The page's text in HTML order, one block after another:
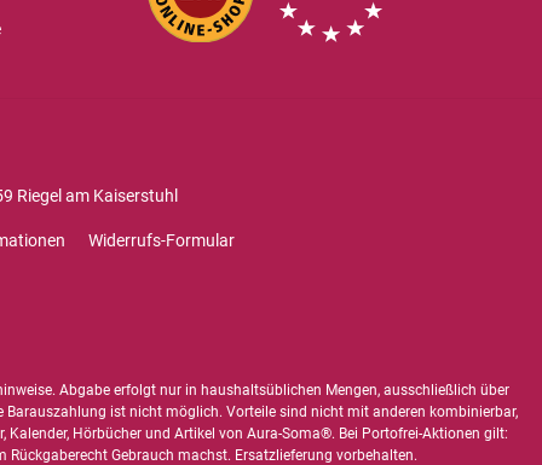
Riegel am Kaiserstuhl
Widerrufs-Formular
. Abgabe erfolgt nur in haushaltsüblichen Mengen, ausschließlich über
ist nicht möglich. Vorteile sind nicht mit anderen kombinierbar,
Hörbücher und Artikel von Aura-Soma®. Bei Portofrei-Aktionen gilt:
Gebrauch machst. Ersatzlieferung vorbehalten.